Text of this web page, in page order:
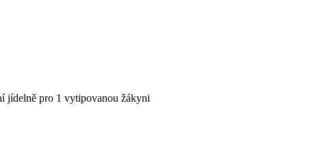
jídelně pro 1 vytipovanou žákyni